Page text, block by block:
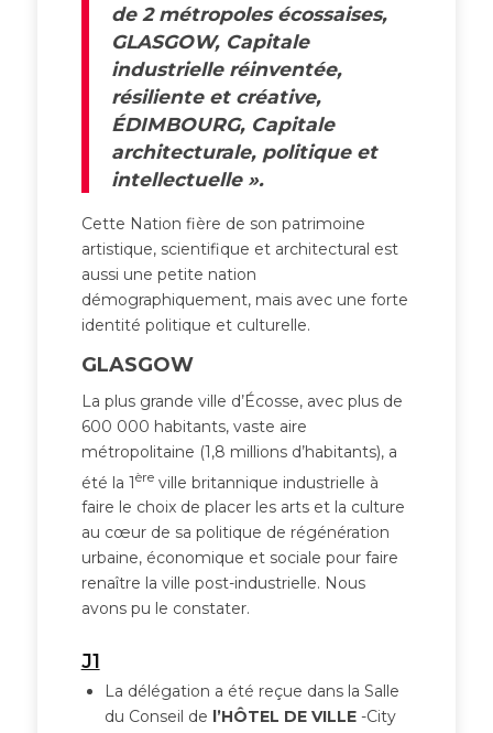
de 2 métropoles écossaises,
GLASGOW, Capitale
industrielle réinventée,
résiliente et créative,
ÉDIMBOURG, Capitale
architecturale, politique et
intellectuelle ».
Cette Nation fière de son patrimoine
artistique, scientifique et architectural est
aussi une petite nation
démographiquement, mais avec une forte
identité politique et culturelle.
GLASGOW
La plus grande ville d’Écosse, avec plus de
600 000 habitants, vaste aire
métropolitaine (1,8 millions d’habitants), a
été la 1èreville britannique industrielle à
faire le choix de placer les arts et la culture
au cœur de sa politique de régénération
urbaine, économique et sociale pour faire
renaître la ville post-industrielle. Nous
avons pu le constater.
J1
La délégation a été reçue dans la Salle
du Conseil de l’HÔTEL DE VILLE-City